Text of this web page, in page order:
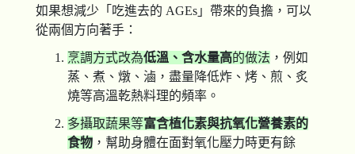
如果想減少「吃進去的 AGEs」帶來的負擔，可以
從兩個方向著手：
烹調方式改為低溫、含水量高的做法 ，例如
蒸、煮、燉、滷，盡量降低炸、烤、煎、炙
燒等高溫乾熱料理的頻率。
多攝取蔬果等富含植化素與抗氧化營養素的
食物 ，幫助身體在面對氧化壓力時更有餘